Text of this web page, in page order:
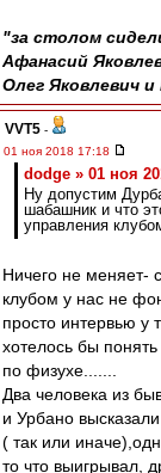
"за столом
Афанасий
Олег Яковлевич
VVT5 -
01 ноя 2018 17:18
dodge » 01 ноя
Ну допустим
шабашник и что
управления
Ничего не меняет-
клубом у нас не
просто интервью у
хотелось бы
по физухе.......
Два человека из
и Урбано
( так или
то что выигрывал,